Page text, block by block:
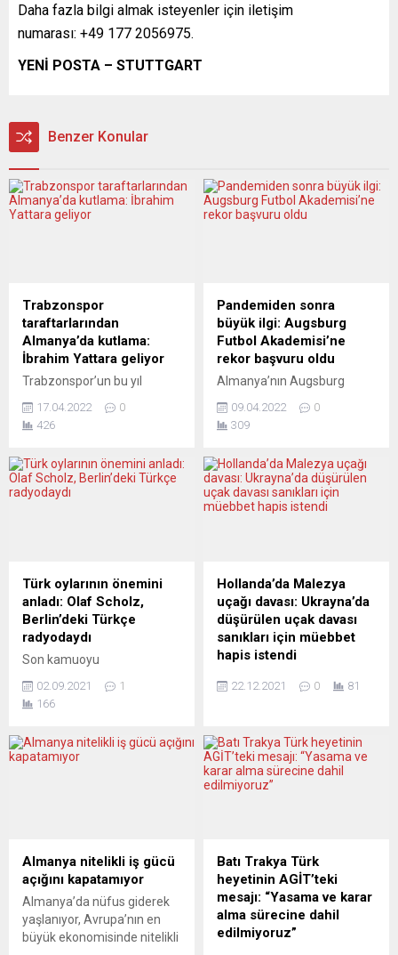
Daha fazla bilgi almak isteyenler için iletişim
numarası: +49 177 2056975.
YENİ POSTA – STUTTGART
Benzer Konular
Trabzonspor
taraftarlarından
Almanya’da kutlama:
İbrahim Yattara geliyor
Trabzonspor’un bu yıl
etmesine az kaldı. Takımın
Avrupa’daki taraftarları
kutlaması yapacak.
Heilbronn kentinde faaliyet
geleneksel olarak
düzenlenen eğlenceye bu yıl
Trabzonspor’un
şampiyonluğu damgasını
vuracak. İki yıldır salgın
nedeniyle yapılamayan
kutlamalar bu yıl 14 Mayıs
2022 tarihinde,
Hassel...
17.04.2022
0
426
Pandemiden sonra
büyük ilgi: Augsburg
Futbol Akademisi’ne
rekor başvuru oldu
Almanya’nın Augsburg
faaliyet gösteren Futbol
Akademisi pandemi
vermişti. Yasakların
kalkması ile tekrar
çalışmalarına kaldığı yerden
üzerinde çocuğun kayıt
olmasının ardından yoğun
talep üzerine akademideki
eğitmen ve antrenör sayısı
arttırıldı. 12 lisanslı antrenör
nezdinde ...
09.04.2022
0
309
Türk oylarının önemini
anladı: Olaf Scholz,
Berlin’deki Türkçe
radyodaydı
Son kamuoyu
Eylül’de sandıktan başbakan
olarak çıkabileceğini
başbakan adayı Olaf Scholz,
Berlin’deki Türk radyosu
çıkabileceği anketlerle de
saptanan SPD’nin başbakan
adayı Olaf Schoz, Berlin’deki
Türkçe-Almanca radyo
Metropol FM’i ziyaret etti ve
kendisine yöneltilen...
02.09.2021
1
166
Hollanda’da Malezya
uçağı davası: Ukrayna’da
düşürülen uçak davası
sanıkları için müebbet
hapis istendi
Malezya Havayollarına ait
düşürülmesinden sorumlu
tutulan 3 Rus ve bir
Ukraynalı hakkındaki davada
tutulan 3 Rus ve 1
Ukraynalının yargılandığı
davada 20 Aralık’ta
başlayan duruşmalar sona
erdi. Hollanda’nın Schiphol
Havalimanı yakınındaki...
22.12.2021 0 81
Almanya nitelikli iş gücü
açığını kapatamıyor
Almanya’da nüfus giderek
yaşlanıyor, Avrupa’nın en
büyük ekonomisinde nitelikli
Batı Trakya Türk
heyetinin AGİT’teki
mesajı: “Yasama ve karar
alma sürecine dahil
edilmiyoruz”